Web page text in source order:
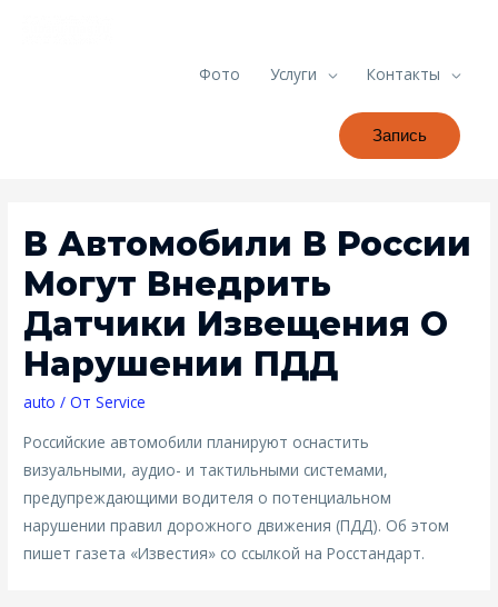
Фото Услуги Контакты
Запись
В Автомобили В России
Могут Внедрить
Датчики Извещения О
Нарушении ПДД
auto / От Service
Российские автомобили планируют оснастить
визуальными, аудио- и тактильными системами,
предупреждающими водителя о потенциальном
нарушении правил дорожного движения (ПДД). Об этом
пишет газета «Известия» со ссылкой на Росстандарт.